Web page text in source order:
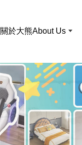
關於大熊About Us